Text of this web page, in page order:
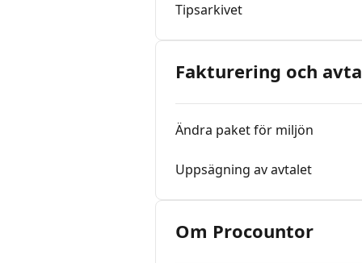
Tipsarkivet
Fakturering och
Ändra paket för miljön
Uppsägning av avtalet
Om Procountor